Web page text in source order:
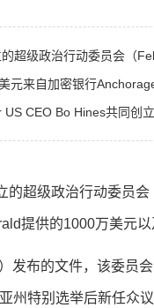
超级政治行动委员会（
元来自加密银行
CEO Bo Hines共同创
的超级政治行动委员
提供的1000万美元
发布的文件，该委员
州特别选举后新任众